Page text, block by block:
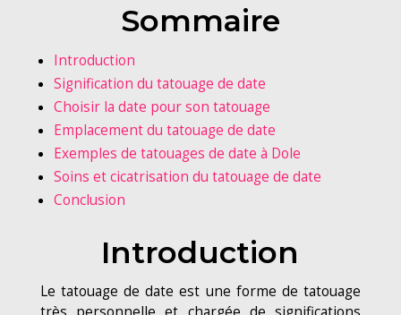
Sommaire
Introduction
Signification du tatouage de date
Choisir la date pour son tatouage
Emplacement du tatouage de date
Exemples de tatouages de date à Dole
Soins et cicatrisation du tatouage de date
Conclusion
Introduction
Le tatouage de date est une forme de tatouage